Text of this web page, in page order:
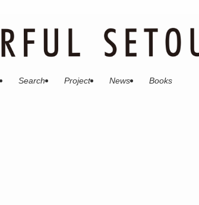
Search Project News Books